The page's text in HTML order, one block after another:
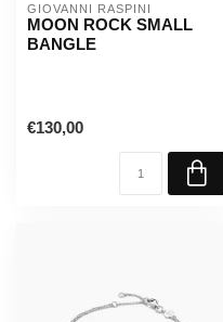
GIOVANNI RASPINI
MOON ROCK SMALL
BANGLE
€130,00